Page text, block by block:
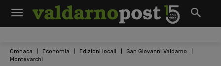
Cronaca Economia Edizioni locali
San Giovanni Valdarno
Montevarchi